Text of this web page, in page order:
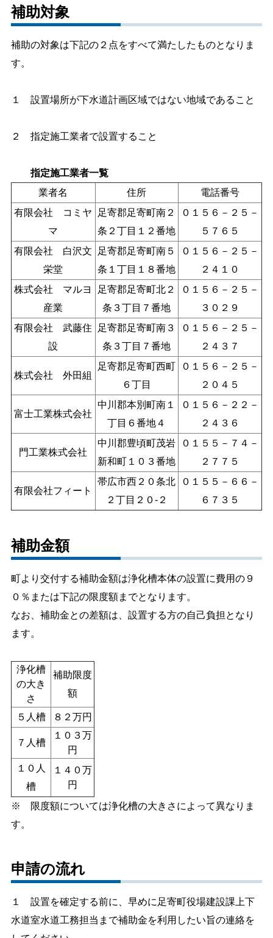
リセット
閉じる
補助対象
補助の対象は下記の２点をすべて満たしたものとなりま
す。
１ 設置場所が下水道計画区域ではない地域であること
２ 指定施工業者で設置すること
指定施工業者一覧
業者名
住所
電話番号
有限会社 コミヤ
マ
足寄郡足寄町南２
条２丁目１２番地
０１５６－２５－
５７６５
有限会社 白沢文
栄堂
足寄郡足寄町南５
条１丁目１８番地
０１５６－２５－
２４１０
株式会社 マルヨ
産業
足寄郡足寄町北２
条３丁目７番地
０１５６－２５－
３０２９
有限会社 武藤住
設
足寄郡足寄町南３
条３丁目７番地
０１５６－２５－
２４３７
株式会社 外田組
足寄郡足寄町西町
６丁目
０１５６－２５－
２０４５
富士工業株式会社
中川郡本別町南１
丁目６番地４
０１５６－２２－
２４３６
門工業株式会社
中川郡豊頃町茂岩
新和町１０３番地
０１５５－７４－
２７７５
有限会社フィート
帯広市西２０条北
２丁目２０-２
０１５５－６６－
６７３５
補助金額
町より交付する補助金額は浄化槽本体の設置に費用の９
０％または下記の限度額までとなります。
なお、補助金との差額は、設置する方の自己負担となり
ます。
浄化槽
の大き
さ
補助限度
額
５人槽 ８２万円
７人槽
１０３万
円
１０人
槽
１４０万
円
※ 限度額については浄化槽の大きさによって異なりま
す。
申請の流れ
１ 設置を確定する前に、早めに足寄町役場建設課上下
水道室水道工務担当まで補助金を利用したい旨の連絡を